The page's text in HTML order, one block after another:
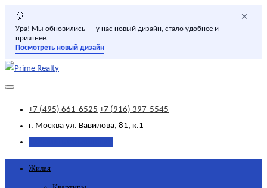
🎈
Ура! Мы обновились — у нас новый дизайн, стало удобнее и
приятнее.
Посмотреть новый дизайн
×
+7 (495) 661-6525 +7 (916) 397-5545
г. Москва ул. Вавилова, 81, к.1
Жилая